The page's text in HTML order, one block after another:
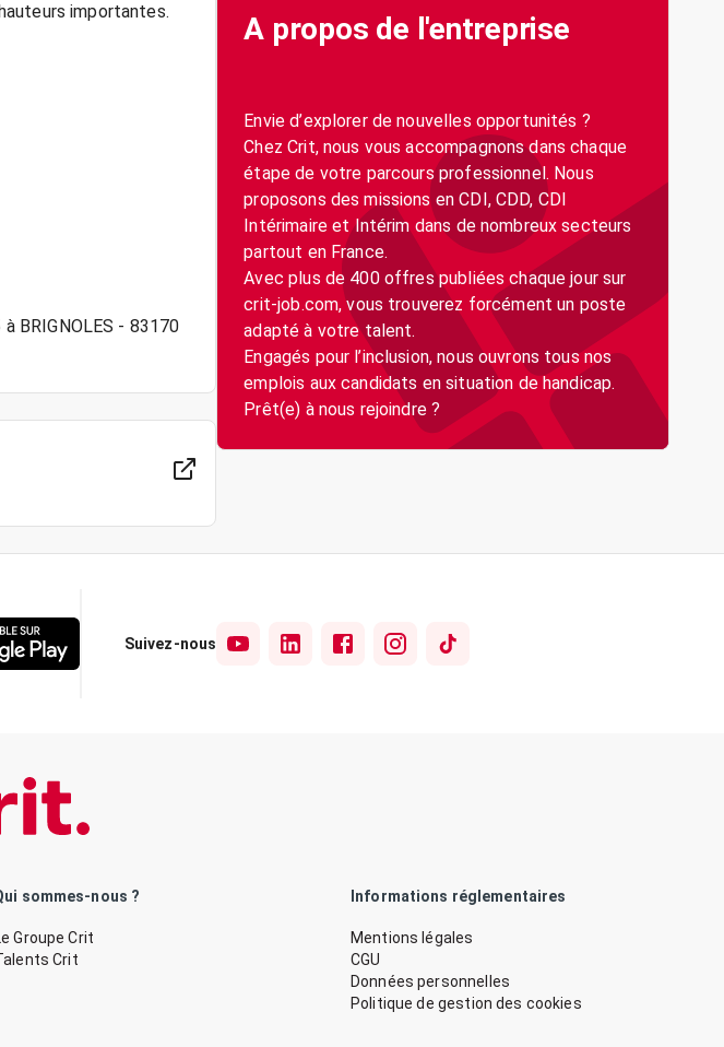
importantes.
BRIGNOLES - 83170
A propos de l'entreprise
Envie d’explorer de nouvelles opportunités ?
Chez Crit, nous vous accompagnons dans chaque
étape de votre parcours professionnel. Nous
proposons des missions en CDI, CDD, CDI
Intérimaire et Intérim dans de nombreux secteurs
partout en France.
Avec plus de 400 offres publiées chaque jour sur
crit-job.com, vous trouverez forcément un poste
adapté à votre talent.
Engagés pour l’inclusion, nous ouvrons tous nos
emplois aux candidats en situation de handicap.
Suivez-nous
sommes-nous ?
Groupe Crit
Crit
Informations réglementaires
Mentions légales
CGU
Données personnelles
Politique de gestion des cookies